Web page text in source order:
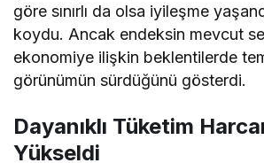
göre sınırlı da olsa iyileşme
koydu. Ancak endeksin mevcut
ekonomiye ilişkin beklentilerde
görünümün sürdüğünü gösterdi.
Dayanıklı Tüketim
Yükseldi